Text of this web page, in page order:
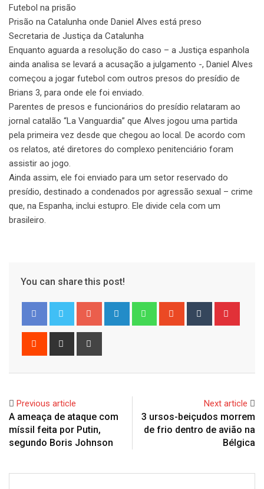
Futebol na prisão
Prisão na Catalunha onde Daniel Alves está preso
Secretaria de Justiça da Catalunha
Enquanto aguarda a resolução do caso – a Justiça espanhola
ainda analisa se levará a acusação a julgamento -, Daniel Alves
começou a jogar futebol com outros presos do presídio de
Brians 3, para onde ele foi enviado.
Parentes de presos e funcionários do presídio relataram ao
jornal catalão “La Vanguardia” que Alves jogou uma partida
pela primeira vez desde que chegou ao local. De acordo com
os relatos, até diretores do complexo penitenciário foram
assistir ao jogo.
Ainda assim, ele foi enviado para um setor reservado do
presídio, destinado a condenados por agressão sexual – crime
que, na Espanha, inclui estupro. Ele divide cela com um
brasileiro.
You can share this post!
Google+ LinkedIn WhatsappStumbleUpon
Tumblr
Reddit
Share
Previous article
A ameaça de ataque com
míssil feita por Putin,
segundo Boris Johnson
Next article
3 ursos-beiçudos morrem
de frio dentro de avião na
Bélgica